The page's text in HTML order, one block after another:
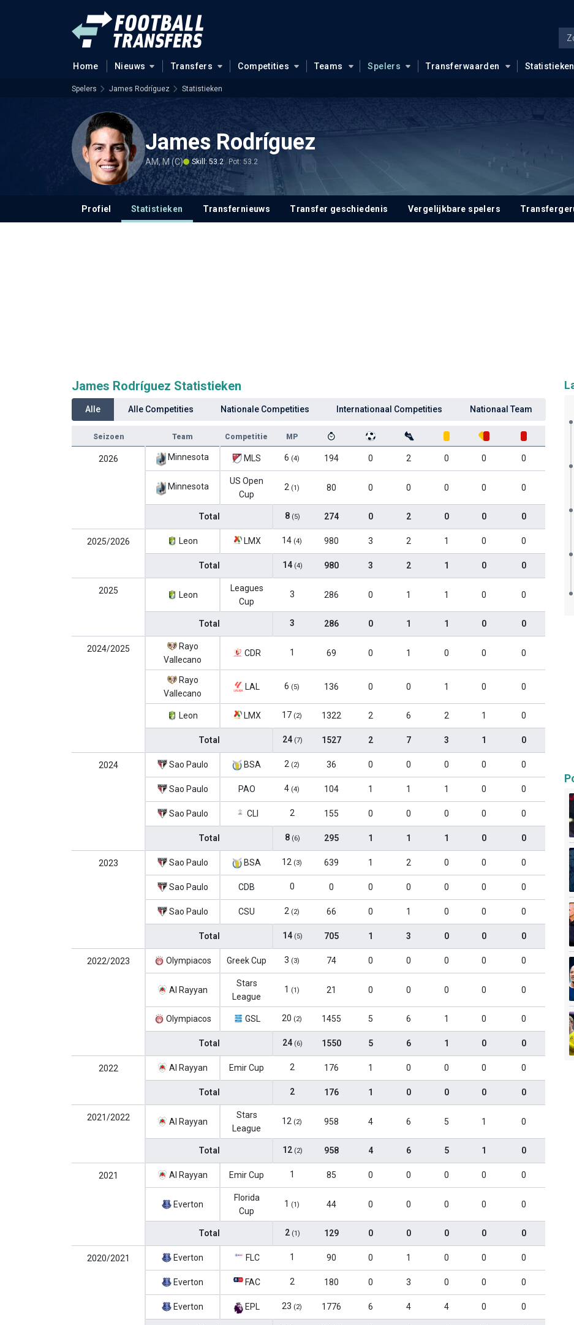
Home Nieuws Transfers Competities Teams Spelers Transferwaarden Statistieken
Spelers James Rodríguez Statistieken
James Rodríguez
AM, M (C) Skill: 53.2 Pot: 53.2
Profiel Statistieken Transfernieuws Transfer geschiedenis Vergelijkbare spelers
James Rodríguez Statistieken
Alle Alle Competities Nationale Competities Internationaal Competities Nationaal Team
Seizoen Team Competitie MP
2026 Minnesota MLS 6 (4) 194 0 2 0 0 0
Minnesota
US Open
Cup
2 (1) 80 0 0 0 0 0
Total 8 (5) 274 0 2 0 0 0
2025/2026 Leon LMX 14 (4) 980 3 2 1 0 0
Total 14 (4) 980 3 2 1 0 0
2025 Leon
Leagues
Cup
3 286 0 1 1 0 0
Total 3 286 0 1 1 0 0
2024/2025
Rayo
Vallecano
CDR 1 69 0 1 0 0 0
Rayo
Vallecano
LAL 6 (5) 136 0 0 1 0 0
Leon LMX 17 (2) 1322 2 6 2 1 0
Total 24 (7) 1527 2 7 3 1 0
2024 Sao Paulo BSA 2 (2) 36 0 0 0 0 0
Sao Paulo PAO 4 (4) 104 1 1 1 0 0
Sao Paulo CLI 2 155 0 0 0 0 0
Total 8 (6) 295 1 1 1 0 0
2023 Sao Paulo BSA 12 (3) 639 1 2 0 0 0
Sao Paulo CDB 0 0 0 0 0 0 0
Sao Paulo CSU 2 (2) 66 0 1 0 0 0
Total 14 (5) 705 1 3 0 0 0
2022/2023 Olympiacos Greek Cup 3 (3) 74 0 0 0 0 0
Al Rayyan
Stars
League
1 (1) 21 0 0 0 0 0
Olympiacos GSL 20 (2) 1455 5 6 1 0 0
Total 24 (6) 1550 5 6 1 0 0
2022 Al Rayyan Emir Cup 2 176 1 0 0 0 0
Total 2 176 1 0 0 0 0
2021/2022 Al Rayyan
Stars
League
12 (2) 958 4 6 5 1 0
Total 12 (2) 958 4 6 5 1 0
2021 Al Rayyan Emir Cup 1 85 0 0 0 0 0
Everton
Florida
Cup
1 (1) 44 0 0 0 0 0
Total 2 (1) 129 0 0 0 0 0
2020/2021 Everton FLC 1 90 0 1 0 0 0
Everton FAC 2 180 0 3 0 0 0
Everton EPL 23 (2) 1776 6 4 4 0 0